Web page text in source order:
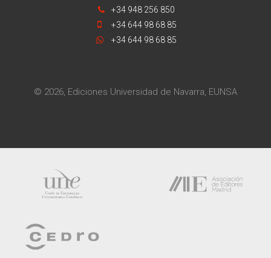
+34 948 256 850
+34 644 98 68 85
+34 644 98 68 85
© 2026, Ediciones Universidad de Navarra, EUNSA